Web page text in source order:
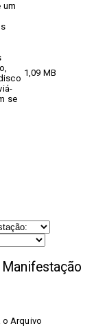
um
se
1,09 MB
o Arquivo